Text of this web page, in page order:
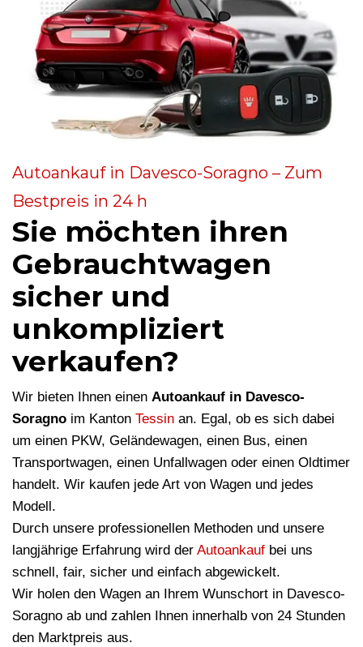
Autoankauf in Davesco-Soragno – Zum
Bestpreis in 24 h
Sie möchten ihren
Gebrauchtwagen
sicher und
unkompliziert
verkaufen?
Wir bieten Ihnen einen Autoankauf in Davesco-
Soragno im Kanton Tessin an. Egal, ob es sich dabei
um einen PKW, Geländewagen, einen Bus, einen
Transportwagen, einen Unfallwagen oder einen Oldtimer
handelt. Wir kaufen jede Art von Wagen und jedes
Modell.
Durch unsere professionellen Methoden und unsere
langjährige Erfahrung wird der Autoankauf bei uns
schnell, fair, sicher und einfach abgewickelt.
Wir holen den Wagen an Ihrem Wunschort in Davesco-
Soragno ab und zahlen Ihnen innerhalb von 24 Stunden
den Marktpreis aus.